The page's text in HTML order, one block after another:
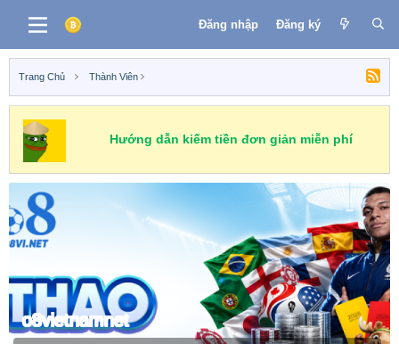
Đăng nhập Đăng ký
Trang Chủ Thành Viên
Hướng dẫn kiếm tiền đơn giản miễn phí
o8vietnamnet